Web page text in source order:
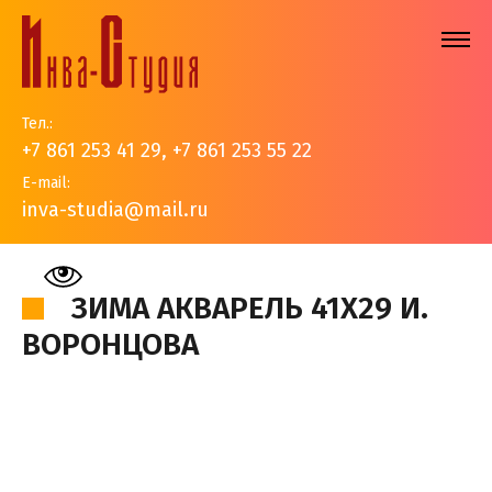
Тел.:
+7 861 253 41 29, +7 861 253 55 22
E-mail:
inva-studia@mail.ru
На главную > Наши работы > Золотые купола > Зима
ЗИМА АКВАРЕЛЬ 41Х29 И.
ВОРОНЦОВА